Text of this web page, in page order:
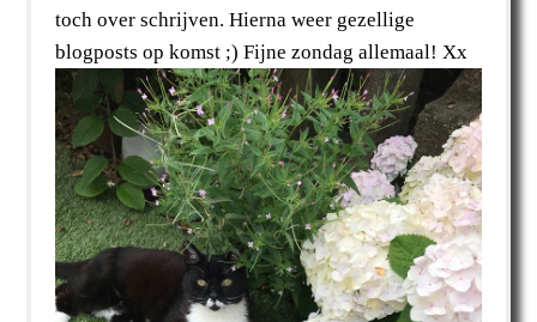
toch over schrijven. Hierna weer gezellige
blogposts op komst ;) Fijne zondag allemaal! Xx